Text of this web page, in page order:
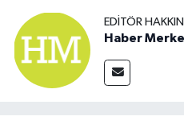
EDITÖR
Haber